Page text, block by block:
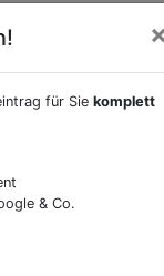
hinzufügen?
um
für Sie komplett
& Co.